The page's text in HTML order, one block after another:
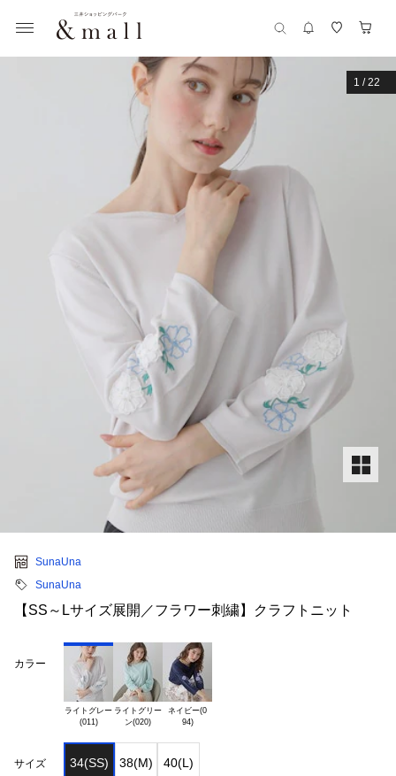
1 /22
SunaUna
SunaUna
【SS～Lサイズ展開／フラワー刺繍】クラフトニット
カラー
ライトグレー
(011)
ライトグリー
ネイビー(0
94)
サイズ 34(SS) 38(M) 40(L)